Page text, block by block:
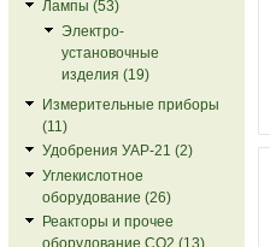
Лампы (53)
Электро-
установочные
изделия (19)
Измерительные приборы
(11)
Удобрения УАР-21 (2)
Углекислотное
оборудование (26)
Реакторы и прочее
оборудование СО2 (13)